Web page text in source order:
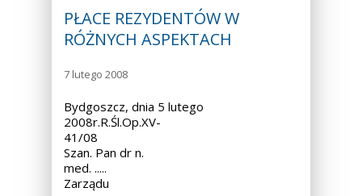
PŁACE REZYDENTÓW W
RÓŻNYCH ASPEKTACH
7 lutego 2008
Bydgoszcz, dnia 5 lutego
2008r.R.Śl.Op.XV-
41/08
Szan. Pan dr n.
med. .....
Zarządu